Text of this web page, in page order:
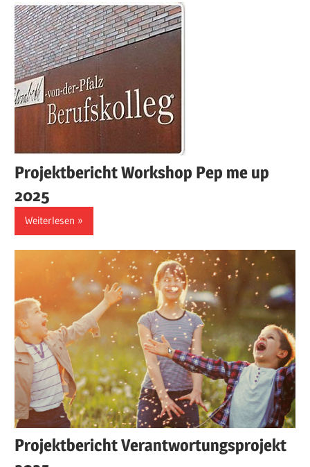
Projektbericht Workshop Pep me up
2025
Weiterlesen
Projektbericht Verantwortungsprojekt